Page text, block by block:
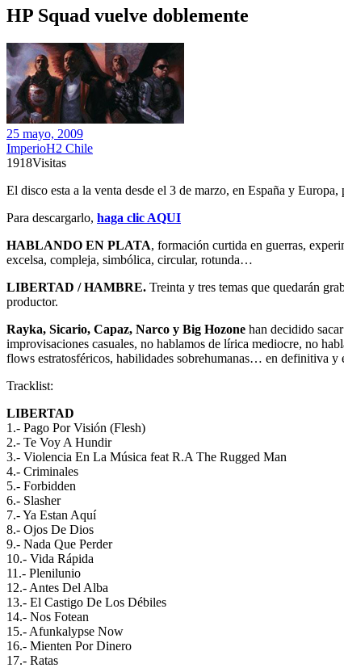
HP Squad vuelve doblemente
25 mayo, 2009
ImperioH2 Chile
1918Visitas
El disco esta a la venta desde el 3 de marzo, en España y
Para descargarlo, haga clic AQUI
HABLANDO EN PLATA, formación curtida en guerras,
excelsa, compleja, simbólica, circular, rotunda…
LIBERTAD / HAMBRE. Treinta y tres temas que quedarán
productor.
Rayka, Sicario, Capaz, Narco y Big Hozone han decidido
improvisaciones casuales, no hablamos de lírica mediocre, no
flows estratosféricos, habilidades sobrehumanas… en definitiva y
Tracklist:
LIBERTAD
1.- Pago Por Visión (Flesh)
2.- Te Voy A Hundir
3.- Violencia En La Música feat R.A The Rugged Man
4.- Criminales
5.- Forbidden
6.- Slasher
7.- Ya Estan Aquí
8.- Ojos De Dios
9.- Nada Que Perder
10.- Vida Rápida
11.- Plenilunio
12.- Antes Del Alba
13.- El Castigo De Los Débiles
14.- Nos Fotean
15.- Afunkalypse Now
16.- Mienten Por Dinero
17.- Ratas